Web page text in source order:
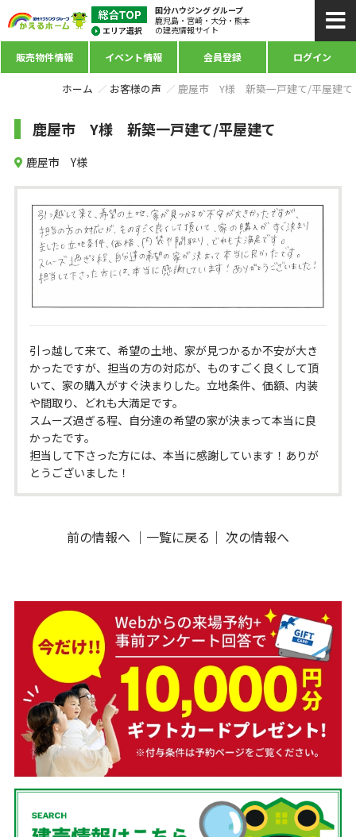
国分ハウジング グループ
鹿児島・宮崎・大分・熊本
の建売情報サイト
販売物件情報 イベント情報 会員登録 ログイン
ホーム お客様の声 鹿屋市 Y様 新築一戸建て/平屋建て
鹿屋市 Y様 新築一戸建て/平屋建て
鹿屋市 Y様
引っ越して来て、希望の土地、家が見つかるか不安が大き
かったですが、担当の方の対応が、ものすごく良くして頂
いて、家の購入がすぐ決まりした。立地条件、価額、内装
や間取り、どれも大満足です。
スムーズ過ぎる程、自分達の希望の家が決まって本当に良
かったです。
担当して下さった方には、本当に感謝しています！ありが
とうございました！
前の情報へ ｜ 一覧に戻る ｜ 次の情報へ